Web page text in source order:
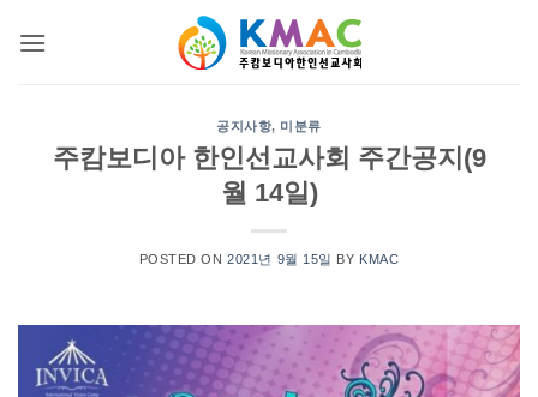
공지사항, 미분류
주캄보디아 한인선교사회 주간공지(9
월 14일)
POSTED ON2021년 9월 15일 BY KMAC